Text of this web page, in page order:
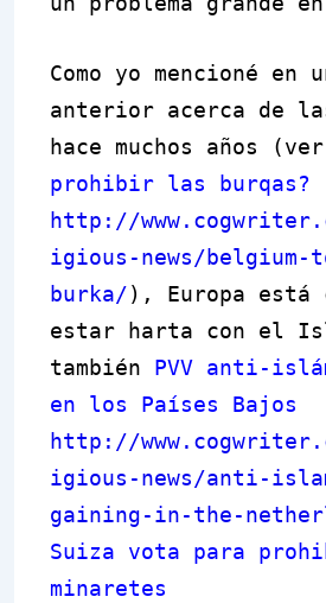
Como yo mencioné
anterior acerca de
hace muchos años (ver
prohibir las burqas?
http://
igious-news/belgium-
burka/), Europa está
estar harta con el
también PVV anti-
en los Países Bajos
http://
igious-news/anti-
gaining-in-the-
Suiza vota para
minaretes